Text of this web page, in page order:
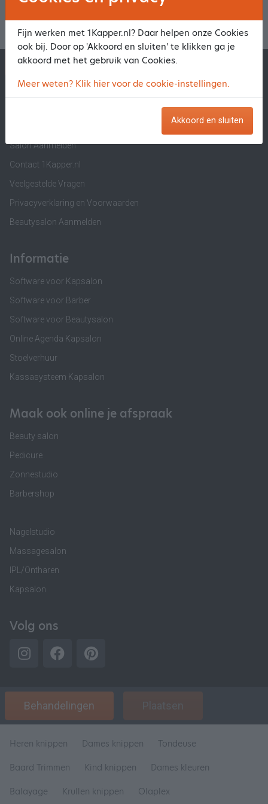
1Kapper.nl 1BeautyAfspraak.nl
Salon Aanmelden
Contact 1Kapper.nl
Veelgestelde Vragen
Privacyverklaring en Voorwaarden
Beautysalon Aanmelden
Informatie
Software voor Kapsalon
Software voor Barber
Software voor Beautysalon
Online Agenda Kapsalon
Stoelverhuur
Kassasysteem Kapsalon
Maak ook online je afspraak
Beauty salon
Pedicure
Zonnestudio
Barbershop
Nagelstudio
Massagesalon
IPL/Ontharen
Kapsalon
Volg ons
Behandelingen Plaatsen
Heren knippen Dames knippen
Tondeuse
Baard Trimmen
Kind knippen
Dames kleuren
Balayage
Krullen knippen Olaplex
Fijn werken met 1Kapper.nl? Daar helpen onze Cookies
ook bij. Door op 'Akkoord en sluiten' te klikken ga je
akkoord met het gebruik van Cookies.
Meer weten? Klik hier voor de cookie-instellingen.
Akkoord en sluiten